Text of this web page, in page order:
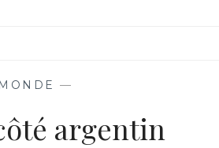
—
argentin